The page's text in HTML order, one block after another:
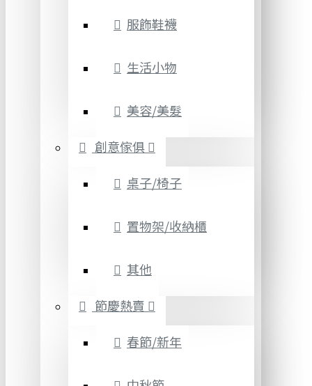
服飾鞋襪
生活小物
美容/美髮
創意傢俱
桌子/椅子
置物架/收納櫃
其他
節慶熱賣
春節/新年